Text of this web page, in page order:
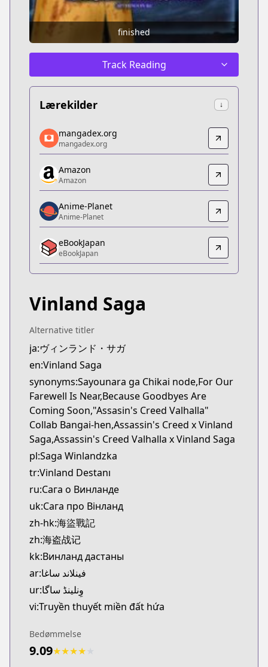
finished
Track Reading
Lærekilder ↓
mangadex.org
mangadex.org
https://mangadex.org/title/5d1fc77e-706a-4fc5-
Amazon
Amazon
https://www.amazon.co.jp/dp/B074C9PB88
Anime-Planet
Anime-Planet
https://www.anime-planet.com/manga/vinland-
eBookJapan
eBookJapan
Official Raw
https://pocket.shonenmagazine.com/episode/
Kitsu
Kitsu
https://kitsu.app/manga/1456
CDJapan
CDJapan
https://www.anime-planet.com/manga/https://
MangaUpdates
MangaUpdates
https://www.mangaupdates.com/
Book☆Walker
Book☆Walker
https://bookwalker.jp/series/3555/list
Official English
Official English
https://comics.inkr.com/title/2107-vinland-
mangadex.org
mangadex.org
Amazon
Amazon
Anime-Planet
Anime-Planet
eBookJapan
eBookJapan
Vinland Saga
Alternative titler
ja:ヴィンランド・サガ
en:Vinland Saga
synonyms:Sayounara ga Chikai node,For Our
Farewell Is Near,Because Goodbyes Are
Coming Soon,"Assasin's Creed Valhalla"
Collab Bangai-hen,Assassin's Creed x Vinland
Saga,Assassin's Creed Valhalla x Vinland Saga
pl:Saga Winlandzka
tr:Vinland Destanı
ru:Сага о Винланде
uk:Сага про Вінланд
zh-hk:海盜戰記
zh:海盗战记
kk:Винланд дастаны
ar:فينلاند ساغا
ur:وِنلینڈ ساگا
vi:Truyền thuyết miền đất hứa
Bedømmelse
9.09★★★★